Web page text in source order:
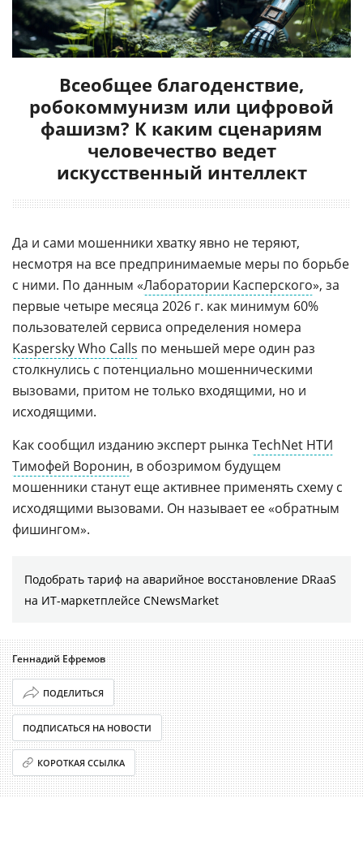
Всеобщее благоденствие,
робокоммунизм или цифровой
фашизм? К каким сценариям
человечество ведет
искусственный интеллект
Да и сами мошенники хватку явно не теряют,
несмотря на все предпринимаемые меры по борьбе
с ними. По данным «Лаборатории Касперского», за
первые четыре месяца 2026 г. как минимум 60%
пользователей сервиса определения номера
Kaspersky Who Calls по меньшей мере один раз
столкнулись с потенциально мошенническими
вызовами, притом не только входящими, но и
исходящими.
Как сообщил изданию эксперт рынка TechNet НТИ
Тимофей Воронин, в обозримом будущем
мошенники станут еще активнее применять схему с
исходящими вызовами. Он называет ее «обратным
фишингом».
Подобрать тариф на аварийное восстановление DRaaS
на ИТ-маркетплейсе CNewsMarket
Геннадий Ефремов
ПОДЕЛИТЬСЯ
ПОДПИСАТЬСЯ НА НОВОСТИ
КОРОТКАЯ ССЫЛКА